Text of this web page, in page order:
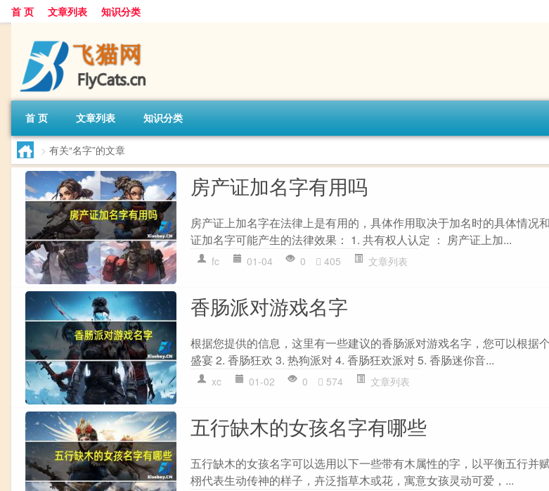
首 页 文章列表 知识分类
首 页 文章列表 知识分类
> 有关“名字”的文章
房产证加名字有用吗
房产证上加名字在法律上是有用的，具体作用取决于加名时的具体情况
证加名字可能产生的法律效果： 1. 共有权人认定 ： 房产证上加...
fc 01-04 0 405 文章列表
香肠派对游戏名字
根据您提供的信息，这里有一些建议的香肠派对游戏名字，您可以根据
盛宴 2. 香肠狂欢 3. 热狗派对 4. 香肠狂欢派对 5. 香肠迷你音...
xc 01-02 0 574 文章列表
五行缺木的女孩名字有哪些
五行缺木的女孩名字可以选用以下一些带有木属性的字，以平衡五行并
栩代表生动传神的样子，卉泛指草木或花，寓意女孩灵动可爱，...